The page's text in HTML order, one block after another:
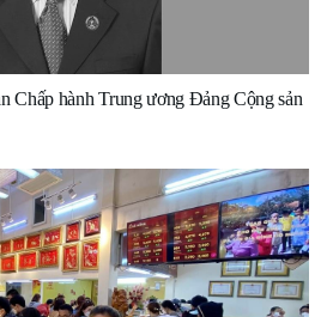
Chấp hành Trung ương Đảng Cộng sản